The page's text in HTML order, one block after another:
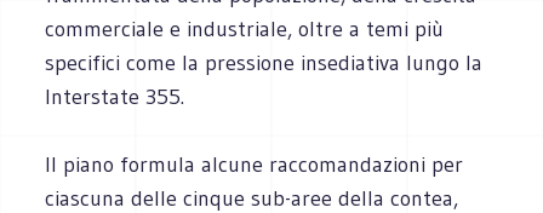
commerciale e industriale, oltre a temi più
specifici come la pressione insediativa lungo la
Interstate 355.
Il piano formula alcune raccomandazioni per
ciascuna delle cinque sub-aree della contea,